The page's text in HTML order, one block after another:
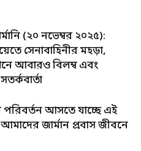
(২০ নভেম্বর ২০২৫):
সেনাবাহিনীর মহড়া,
আবারও বিলম্ব এবং
পরিবর্তন আসতে যাচ্ছে এই
জার্মান প্রবাস জীবনে